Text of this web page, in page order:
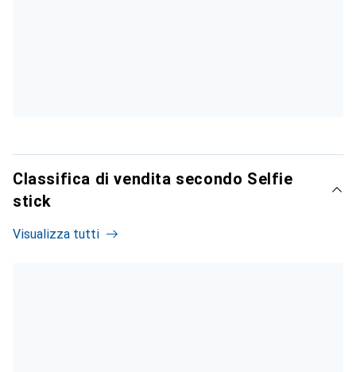
Classifica di vendita secondo Selfie
stick
Visualizza tutti